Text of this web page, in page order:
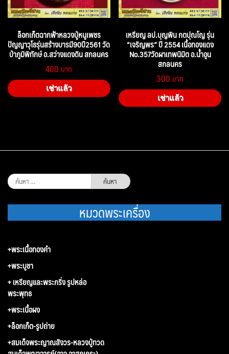
ล็อกเก็ตฉากฟ้าหลวงปู่หนูเพชร
ปัญญาวุโธรุ่นสร้างบารมี90ปี2561 วัด
ป่าภูมิพิทักษ์ อ.สว่างแดงดิน สกลนคร
400
เช่าแล้ว
เหรียญ ลป.บุญพิน กตปุณโญ รุ่น
“เจริญพร” ปี 2554 เนื้อทองแดง
No.357วัดผาเทพนิมิต อ.น้ำอูน
สกลนคร
300
เช่าแล้ว
ค้นหา
สำหรับ:
หมวดพระเครื่อง
+พระเนื้อทองคำ
+พระบูชา
+ เหรียญและพระกริ่ง รูปหล่อ
พระพุทธ
+พระเนื้อผง
+ล็อกเก็ต-รูปถ่าย
+สมเด็จพระญาณสังวร-หลวงปู่ทวด